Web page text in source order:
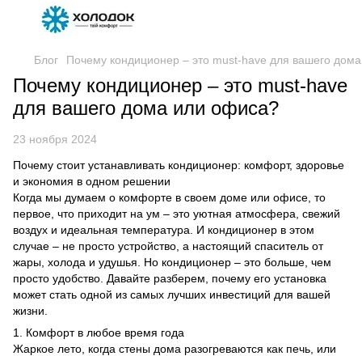
Блог Почему кондиционер – это must-have для вашего
Почему кондиционер – это must-have
для вашего дома или офиса?
23 ноября 2024
Почему стоит устанавливать кондиционер: комфорт, здоровье
и экономия в одном решении
Когда мы думаем о комфорте в своем доме или офисе, то
первое, что приходит на ум – это уютная атмосфера, свежий
воздух и идеальная температура. И кондиционер в этом
случае – не просто устройство, а настоящий спаситель от
жары, холода и удушья. Но кондиционер – это больше, чем
просто удобство. Давайте разберем, почему его установка
может стать одной из самых лучших инвестиций для вашей
жизни.
1. Комфорт в любое время года
Жаркое лето, когда стены дома разогреваются как печь, или